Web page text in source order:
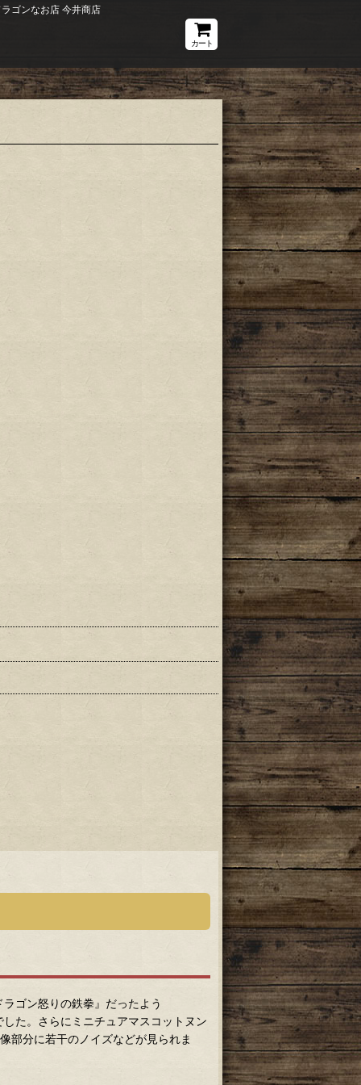
ゴンなお店 今井商店
カート
ゴン怒りの鉄拳』だったよう
た。さらにミニチュアマスコットヌン
部分に若干のノイズなどが見られま